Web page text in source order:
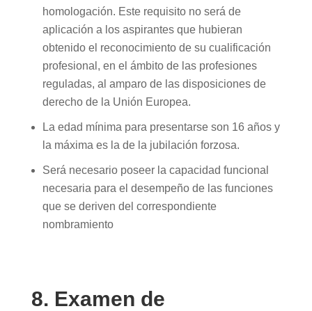
homologación. Este requisito no será de
aplicación a los aspirantes que hubieran
obtenido el reconocimiento de su cualificación
profesional, en el ámbito de las profesiones
reguladas, al amparo de las disposiciones de
derecho de la Unión Europea.
La edad mínima para presentarse son 16 años y
la máxima es la de la jubilación forzosa.
Será necesario poseer la capacidad funcional
necesaria para el desempeño de las funciones
que se deriven del correspondiente
nombramiento
8. Examen de